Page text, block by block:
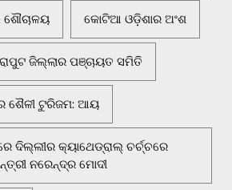
କୋଟିଆ ଓଡ଼ିଶାର ଅଂଶ
ଜିଲ୍ଲାର ପଞ୍ଚାୟତ ସମିତି
ଶୈଳୀ ଟୁରିଜମ: ଆୟ
ଦିଲ୍ଲୀର କ୍ୟାଥେଡ୍ରାଲ୍ ଚର୍ଚ୍ଚରେ
ନରେନ୍ଦ୍ର ମୋଦୀ